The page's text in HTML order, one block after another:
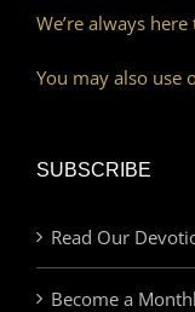
We’re always
You may also use
SUBSCRIBE
Read Our
Become a